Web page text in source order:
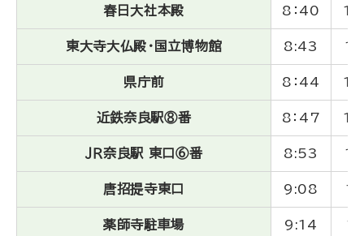
春日大社本殿 8：40 10
東大寺大仏殿・国立博物館 8:43
県庁前 8：44 10
近鉄奈良駅⑧番 8：47 10
ＪＲ奈良駅 東口⑥番 8:53
唐招提寺東口 9:08
薬師寺駐車場 9:14